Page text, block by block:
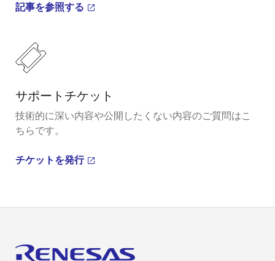
記事を参照する
サポートチケット
技術的に深い内容や公開したくない内容のご質問はこ
ちらです。
チケットを発行